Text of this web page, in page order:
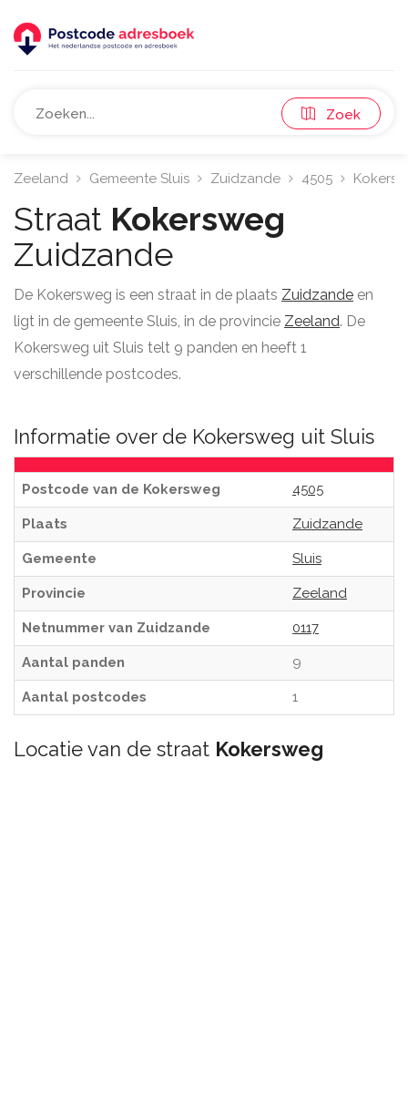
Zoek
Zeeland Gemeente Sluis Zuidzande 4505
Straat Kokersweg
Zuidzande
De Kokersweg is een straat in de plaats Zuidzande en
ligt in de gemeente Sluis, in de provincie Zeeland. De
Kokersweg uit Sluis telt 9 panden en heeft 1
verschillende postcodes.
Informatie over de Kokersweg uit Sluis
Postcode van de Kokersweg 4505
Plaats Zuidzande
Gemeente Sluis
Provincie Zeeland
Netnummer van Zuidzande 0117
Aantal panden 9
Aantal postcodes 1
Locatie van de straat Kokersweg